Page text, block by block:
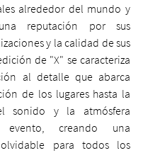
alrededor del mundo y
reputación por sus
y la calidad de sus
de "X" se caracteriza
al detalle que abarca
de los lugares hasta la
sonido y la atmósfera
creando una
para todos los